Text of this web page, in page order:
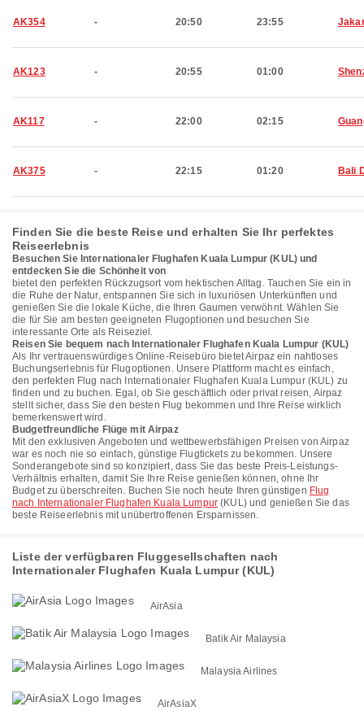
AK354 - 20:50 23:55
AK123 - 20:55 01:00
AK117 - 22:00 02:15
AK375 - 22:15 01:20 Bali
Finden Sie die beste Reise und erhalten Sie Ihr perfektes
Reiseerlebnis
Besuchen Sie Internationaler Flughafen Kuala Lumpur (KUL) und
entdecken Sie die Schönheit von
bietet den perfekten Rückzugsort vom hektischen Alltag. Tauchen Sie ein in
die Ruhe der Natur, entspannen Sie sich in luxuriösen Unterkünften und
genießen Sie die lokale Küche, die Ihren Gaumen verwöhnt. Wählen Sie
die für Sie am besten geeigneten Flugoptionen und besuchen Sie
interessante Orte als Reiseziel.
Reisen Sie bequem nach Internationaler Flughafen Kuala Lumpur (KUL)
Als Ihr vertrauenswürdiges Online-Reisebüro bietet Airpaz ein nahtloses
Buchungserlebnis für Flugoptionen. Unsere Plattform macht es einfach,
den perfekten Flug nach Internationaler Flughafen Kuala Lumpur (KUL) zu
finden und zu buchen. Egal, ob Sie geschäftlich oder privat reisen, Airpaz
stellt sicher, dass Sie den besten Flug bekommen und Ihre Reise wirklich
bemerkenswert wird.
Budgetfreundliche Flüge mit Airpaz
Mit den exklusiven Angeboten und wettbewerbsfähigen Preisen von Airpaz
war es noch nie so einfach, günstige Flugtickets zu bekommen. Unsere
Sonderangebote sind so konzipiert, dass Sie das beste Preis-Leistungs-
Verhältnis erhalten, damit Sie Ihre Reise genießen können, ohne Ihr
Budget zu überschreiten. Buchen Sie noch heute Ihren günstigen Flug
nach Internationaler Flughafen Kuala Lumpur (KUL) und genießen Sie das
beste Reiseerlebnis mit unübertroffenen Ersparnissen.
Liste der verfügbaren Fluggesellschaften nach
Internationaler Flughafen Kuala Lumpur (KUL)
AirAsia
Batik Air Malaysia
Malaysia Airlines
AirAsiaX